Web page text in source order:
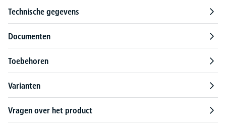
Technische gegevens
Documenten
Toebehoren
Varianten
Vragen over het product